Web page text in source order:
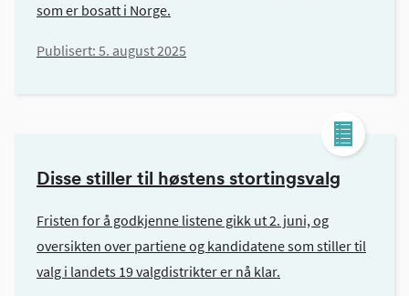
som er bosatt i Norge.
Publisert: 5. august 2025
Disse stiller til høstens stortingsvalg
Fristen for å godkjenne listene gikk ut 2. juni, og
oversikten over partiene og kandidatene som stiller til
valg i landets 19 valgdistrikter er nå klar.